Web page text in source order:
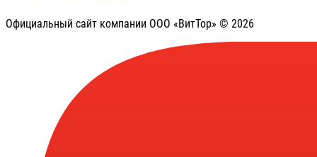
Официальный сайт компании ООО «ВитТор» © 2026